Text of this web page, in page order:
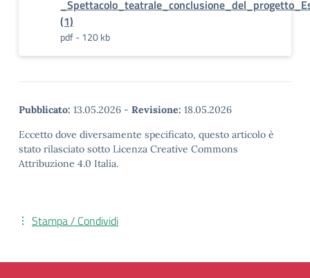
(1)
pdf - 120 kb
Pubblicato: 13.05.2026 - Revisione: 18.05.2026
Eccetto dove diversamente specificato, questo articolo è
stato rilasciato sotto Licenza Creative Commons
Attribuzione 4.0 Italia.
Stampa / Condividi